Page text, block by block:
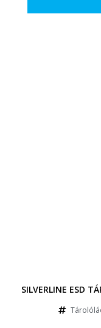
SILVERLINE ESD